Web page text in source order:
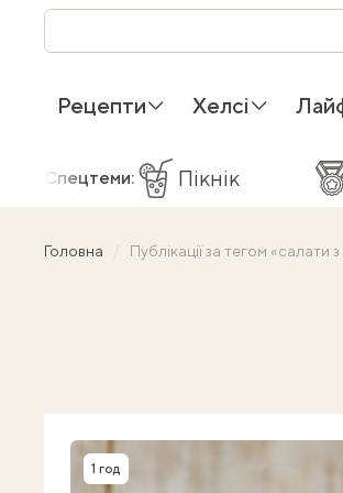
Рецепти Хелсі
Спецтеми: Пікнік
Головна Публікації за тегом «салати
Час приготування
1 год